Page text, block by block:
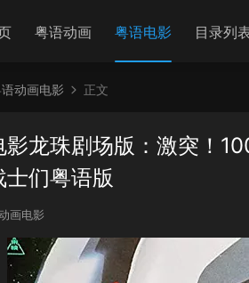
粤语动画 粤语电影 目录列
动画电影 正文
影龙珠剧场版：激突！
们粤语版
画电影